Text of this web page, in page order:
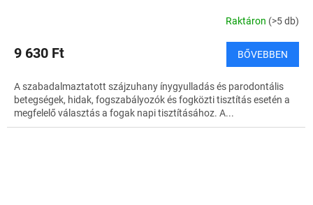
Raktáron (>5 db)
9 630 Ft BŐVEBBEN
A szabadalmaztatott szájzuhany ínygyulladás és parodontális
betegségek, hidak, fogszabályozók és fogközti tisztítás esetén a
megfelelő választás a fogak napi tisztításához. A...